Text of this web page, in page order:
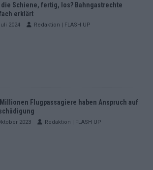
die Schiene, fertig, los? Bahngastrechte
erklärt
2024 Redaktion | FLASH UP
Flugpassagiere haben Anspruch auf
2023 Redaktion | FLASH UP